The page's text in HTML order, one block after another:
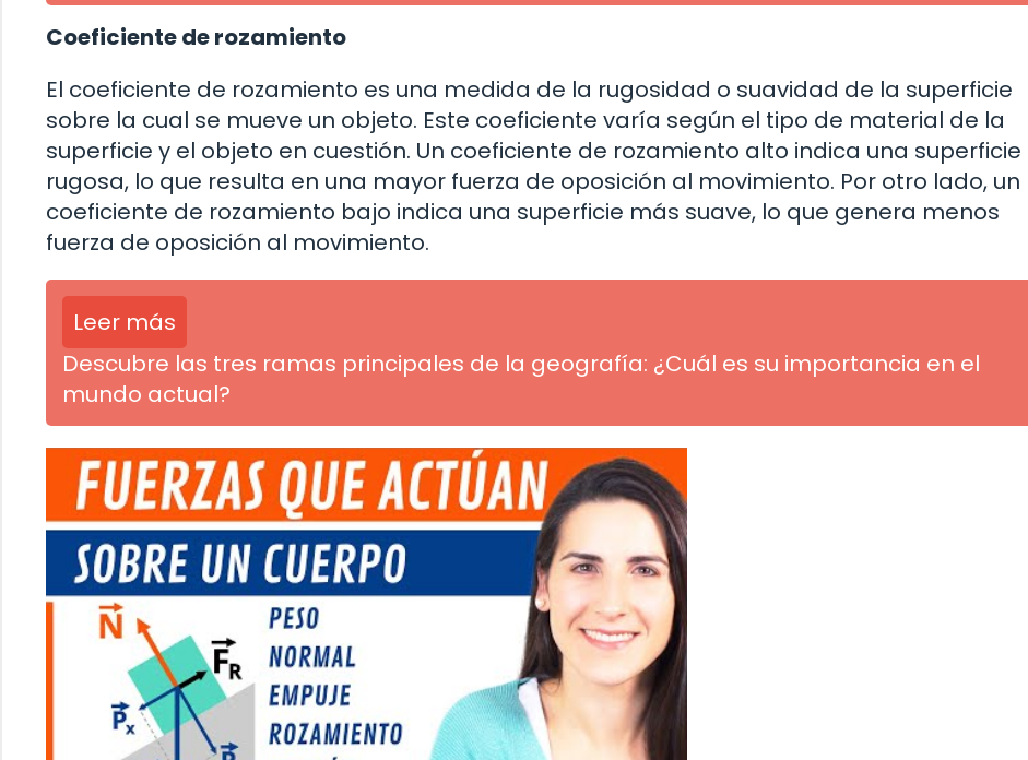
Coeficiente de rozamiento
El coeficiente de rozamiento es una medida de la rugosidad o suavidad de la superficie
sobre la cual se mueve un objeto. Este coeficiente varía según el tipo de material de la
superficie y el objeto en cuestión. Un coeficiente de rozamiento alto indica una superficie
rugosa, lo que resulta en una mayor fuerza de oposición al movimiento. Por otro lado, un
coeficiente de rozamiento bajo indica una superficie más suave, lo que genera menos
fuerza de oposición al movimiento.
Leer más
Descubre las tres ramas principales de la geografía: ¿Cuál es su importancia en el
mundo actual?